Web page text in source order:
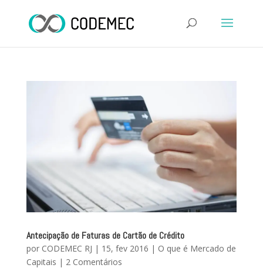
Antecipação de Faturas de Cartão de Crédito
por CODEMEC RJ | 15, fev 2016 | O que é Mercado de
Capitais | 2 Comentários